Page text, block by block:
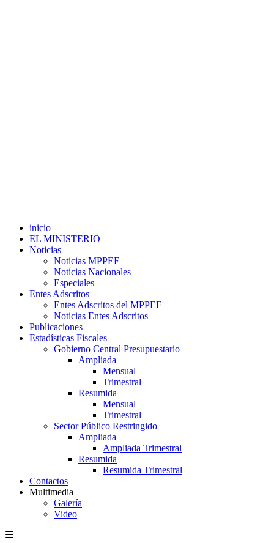
inicio
EL MINISTERIO
Noticias
Noticias MPPEF
Noticias Nacionales
Especiales
Entes Adscritos
Entes Adscritos del MPPEF
Noticias Entes Adscritos
Publicaciones
Estadísticas Fiscales
Gobierno Central Presupuestario
Ampliada
Mensual
Trimestral
Resumida
Mensual
Trimestral
Sector Público Restringido
Ampliada
Ampliada Trimestral
Resumida
Resumida Trimestral
Contactos
Multimedia
Galería
Video